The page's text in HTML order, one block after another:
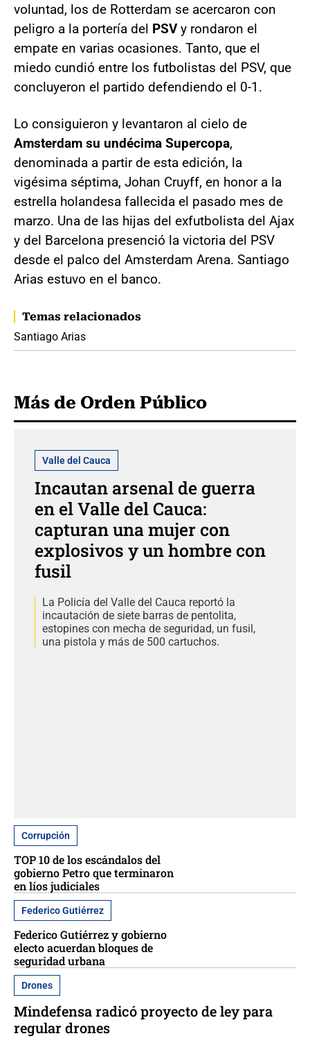
voluntad, los de Rotterdam se acercaron con
peligro a la portería del PSVy rondaron el
empate en varias ocasiones. Tanto, que el
miedo cundió entre los futbolistas del PSV, que
concluyeron el partido defendiendo el 0-1.
Lo consiguieron y levantaron al cielo de
Amsterdam su undécima Supercopa,
denominada a partir de esta edición, la
vigésima séptima, Johan Cruyff, en honor a la
estrella holandesa fallecida el pasado mes de
marzo. Una de las hijas del exfutbolista del Ajax
y del Barcelona presenció la victoria del PSV
desde el palco del Amsterdam Arena. Santiago
Arias estuvo en el banco.
Temas relacionados
Santiago Arias
Más de Orden Público
Valle del Cauca
Incautan arsenal de guerra
en el Valle del Cauca:
capturan una mujer con
explosivos y un hombre con
fusil
La Policía del Valle del Cauca reportó la
incautación de siete barras de pentolita,
estopines con mecha de seguridad, un fusil,
una pistola y más de 500 cartuchos.
Corrupción
TOP 10 de los escándalos del
gobierno Petro que terminaron
en líos judiciales
Federico Gutiérrez
Federico Gutiérrez y gobierno
electo acuerdan bloques de
seguridad urbana
Drones
Mindefensa radicó proyecto de ley para
regular drones